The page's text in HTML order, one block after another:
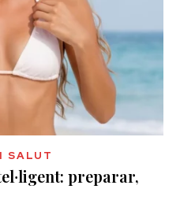
SALUT
preparar,